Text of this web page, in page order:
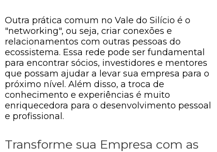
Outra prática comum no Vale do Silício é o
"networking", ou seja, criar conexões e
relacionamentos com outras pessoas do
ecossistema. Essa rede pode ser fundamental
para encontrar sócios, investidores e mentores
que possam ajudar a levar sua empresa para o
próximo nível. Além disso, a troca de
conhecimento e experiências é muito
enriquecedora para o desenvolvimento pessoal
e profissional.
Transforme sua Empresa com as